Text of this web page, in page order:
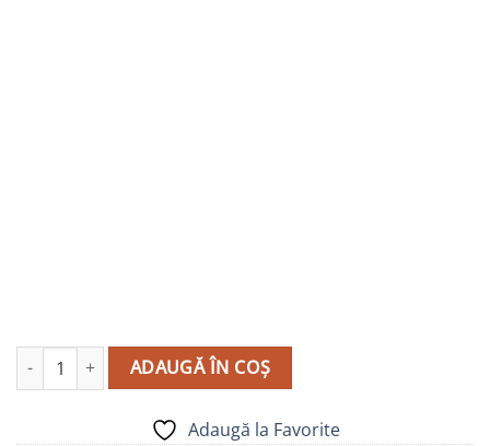
Cantitate Brățară Șnur, Argint 925, Înger, B11066
ADAUGĂ ÎN COȘ
Adaugă la Favorite